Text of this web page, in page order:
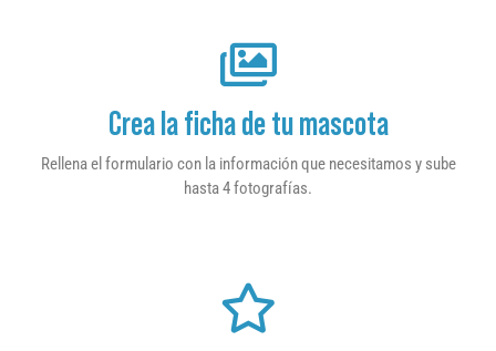
Crea la ficha de tu mascota
Rellena el formulario con la información que necesitamos y sube
hasta 4 fotografías.